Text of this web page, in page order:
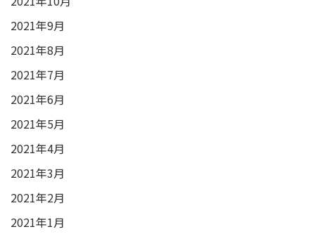
2021年9月
2021年8月
2021年7月
2021年6月
2021年5月
2021年4月
2021年3月
2021年2月
2021年1月